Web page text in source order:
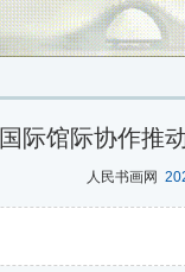
国际馆际协作推
人民书画网